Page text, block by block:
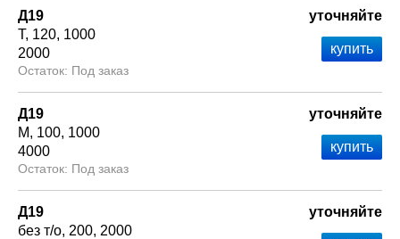
Д19
Т 120 1000
2000
Под заказ
уточняйте
Д19
М
100 1000
4000
Под заказ
уточняйте
Д19
без т/о 200 2000
уточняйте